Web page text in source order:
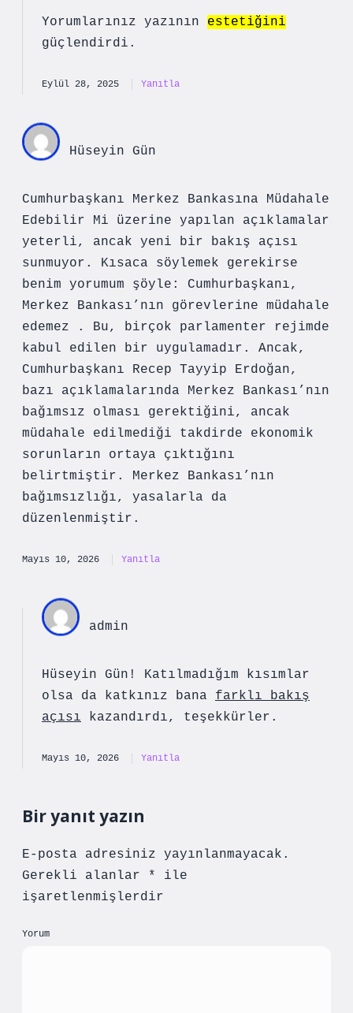
Yorumlarınız yazının estetiğini
güçlendirdi.
Eylül 28, 2025 Yanıtla
Hüseyin Gün
Cumhurbaşkanı Merkez Bankasına Müdahale
Edebilir Mi üzerine yapılan açıklamalar
yeterli, ancak yeni bir bakış açısı
sunmuyor. Kısaca söylemek gerekirse
benim yorumum şöyle: Cumhurbaşkanı,
Merkez Bankası’nın görevlerine müdahale
edemez . Bu, birçok parlamenter rejimde
kabul edilen bir uygulamadır. Ancak,
Cumhurbaşkanı Recep Tayyip Erdoğan,
bazı açıklamalarında Merkez Bankası’nın
bağımsız olması gerektiğini, ancak
müdahale edilmediği takdirde ekonomik
sorunların ortaya çıktığını
belirtmiştir. Merkez Bankası’nın
bağımsızlığı, yasalarla da
düzenlenmiştir.
Mayıs 10, 2026 Yanıtla
admin
Hüseyin Gün! Katılmadığım kısımlar
olsa da katkınız bana farklı bakış
açısı kazandırdı, teşekkürler.
Mayıs 10, 2026 Yanıtla
Bir yanıt yazın
E-posta adresiniz yayınlanmayacak.
Gerekli alanlar
*
ile
işaretlenmişlerdir
Yorum